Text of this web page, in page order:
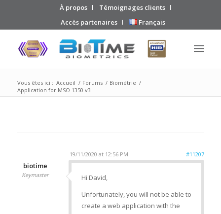
À propos
Témoignages clients
Accès partenaires
Français
Vous êtes ici : Accueil / Forums / Biométrie /
Application for MSO 1350 v3
19/11/2020 at 12:56 PM #11207
biotime
Keymaster
Hi David,
Unfortunately, you will not be able to
create a web application with the